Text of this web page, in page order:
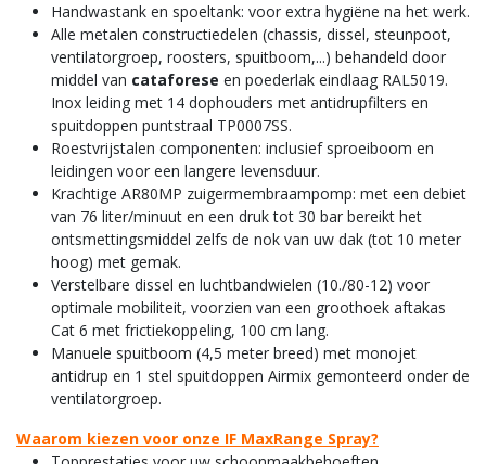
Handwastank en spoeltank: voor extra hygiëne na het werk.
Alle metalen constructiedelen (chassis, dissel, steunpoot,
ventilatorgroep, roosters, spuitboom,...) behandeld door
middel van cataforese en poederlak eindlaag RAL5019.
Inox leiding met 14 dophouders met antidrupfilters en
spuitdoppen puntstraal TP0007SS.
Roestvrijstalen componenten: inclusief sproeiboom en
leidingen voor een langere levensduur.
Krachtige AR80MP zuigermembraampomp: met een debiet
van 76 liter/minuut en een druk tot 30 bar bereikt het
ontsmettingsmiddel zelfs de nok van uw dak (tot 10 meter
hoog) met gemak.
Verstelbare dissel en luchtbandwielen (10./80-12) voor
optimale mobiliteit, voorzien van een groothoek aftakas
Cat 6 met frictiekoppeling, 100 cm lang.
Manuele spuitboom (4,5 meter breed) met monojet
antidrup en 1 stel spuitdoppen Airmix gemonteerd onder de
ventilatorgroep.
Waarom kiezen voor onze IF MaxRange Spray?